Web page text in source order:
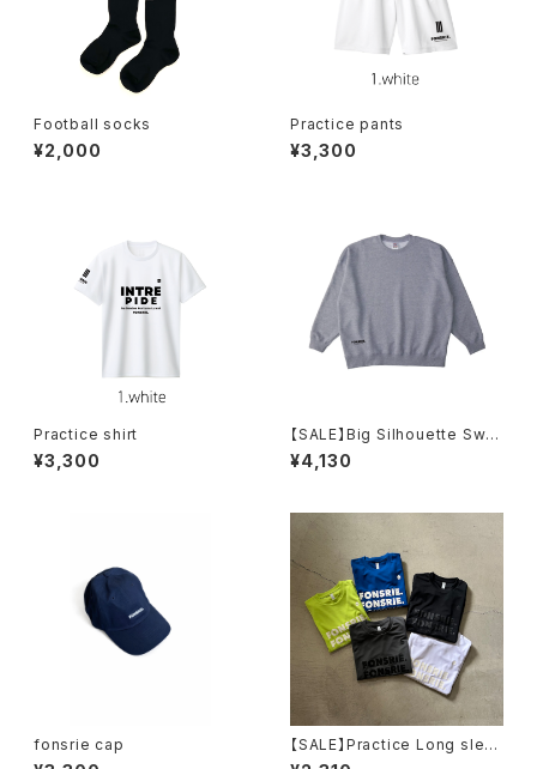
Football socks
¥2,000
Practice pants
¥3,300
Practice shirt
¥3,300
【SALE】Big Silhouette Swe
atshirt
¥4,130
fonsrie cap
【SALE】Practice Long slee
ve T-shirt